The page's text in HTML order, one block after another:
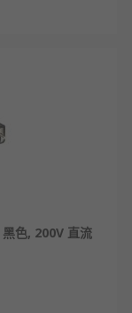
色, 200V 直流